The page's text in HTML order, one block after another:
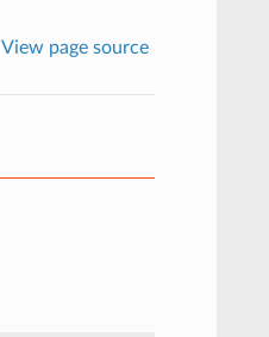
View page source